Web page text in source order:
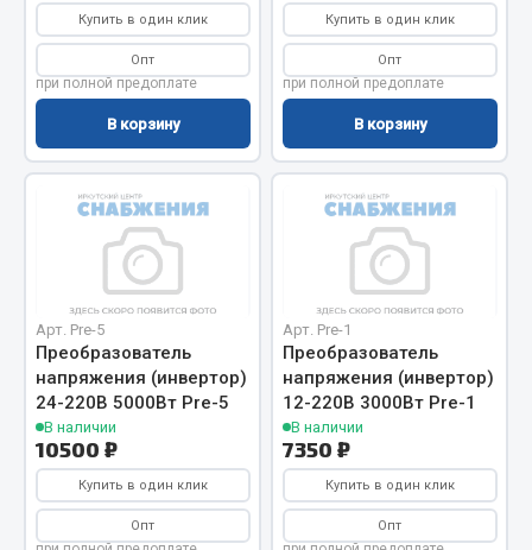
Показать ещё
Весь раздел
Соединительные элементы
Адаптеры и переходники
Тройники
Трубки, муфты, гайки
Угольники
Фитинги
Штуцеры
Весь раздел
Купить в один клик
Опт
при полной предоплате
В корзину
Купить в один клик
Опт
при полной предоплате
В корзину
Арт. Pre-5
Преобразователь
напряжения (инвертор)
24-220В 5000Вт Pre-5
В наличии
10500 ₽
Купить в один клик
Опт
Арт. Pre-1
Преобразователь
напряжения (инвертор)
12-220В 3000Вт Pre-1
В наличии
7350 ₽
Купить в один клик
Опт